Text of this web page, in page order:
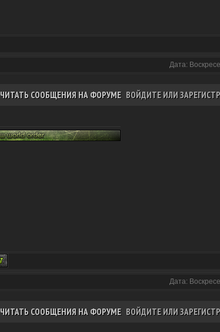
Дата:
ЧИТАТЬ СООБЩЕНИЯ НА ФОРУМЕ ВОЙДИТЕ ИЛИ
Дата:
ЧИТАТЬ СООБЩЕНИЯ НА ФОРУМЕ ВОЙДИТЕ ИЛИ